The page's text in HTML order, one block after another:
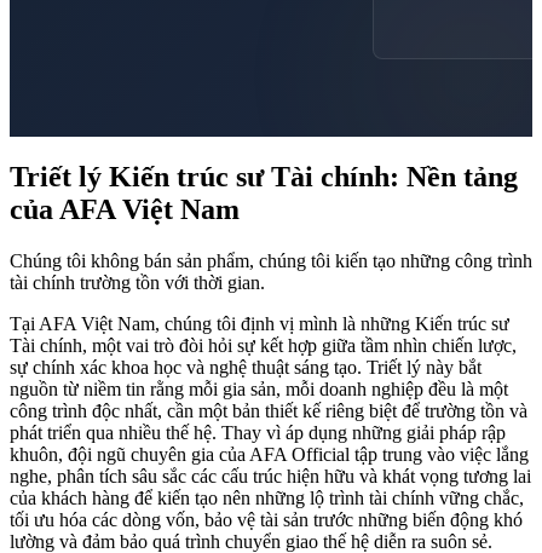
Triết lý Kiến trúc sư Tài chính: Nền tảng
của AFA Việt Nam
Chúng tôi không bán sản phẩm, chúng tôi kiến tạo những công trình
tài chính trường tồn với thời gian.
Tại AFA Việt Nam, chúng tôi định vị mình là những Kiến trúc sư
Tài chính, một vai trò đòi hỏi sự kết hợp giữa tầm nhìn chiến lược,
sự chính xác khoa học và nghệ thuật sáng tạo. Triết lý này bắt
nguồn từ niềm tin rằng mỗi gia sản, mỗi doanh nghiệp đều là một
công trình độc nhất, cần một bản thiết kế riêng biệt để trường tồn và
phát triển qua nhiều thế hệ. Thay vì áp dụng những giải pháp rập
khuôn, đội ngũ chuyên gia của AFA Official tập trung vào việc lắng
nghe, phân tích sâu sắc các cấu trúc hiện hữu và khát vọng tương lai
của khách hàng để kiến tạo nên những lộ trình tài chính vững chắc,
tối ưu hóa các dòng vốn, bảo vệ tài sản trước những biến động khó
lường và đảm bảo quá trình chuyển giao thế hệ diễn ra suôn sẻ.